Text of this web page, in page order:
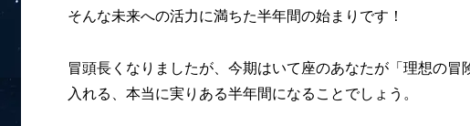
そんな未来への活力に満ちた半年間の始まりです！
冒頭長くなりましたが、今期はいて座のあなたが「理想の
入れる、本当に実りある半年間になることでしょう。